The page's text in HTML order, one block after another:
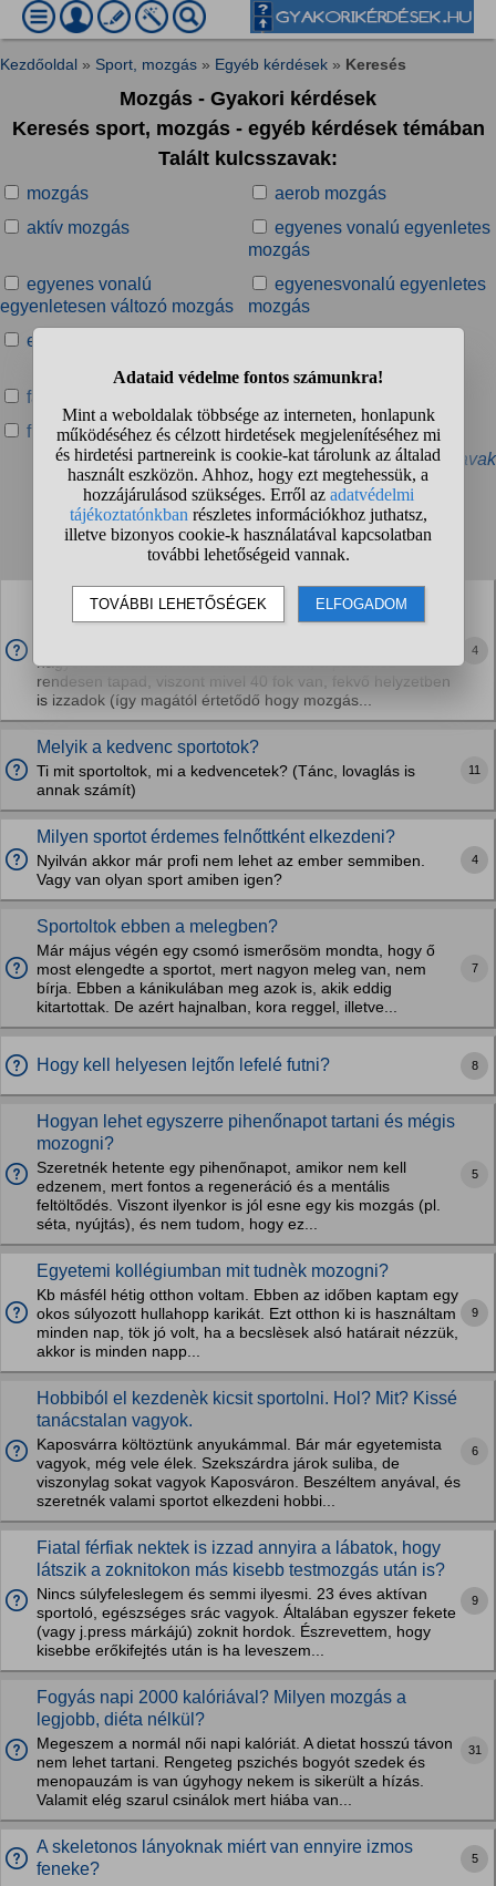
Kezdőoldal » Sport, mozgás » Egyéb kérdések » Keresés
Mozgás - Gyakori kérdések
Keresés sport, mozgás - egyéb kérdések témában
Talált kulcsszavak:
mozgás
aerob mozgás
aktív mozgás
egyenes vonalú egyenletes
mozgás
egyenes vonalú
egyenletesen változó mozgás
egyenesvonalú egyenletes
mozgás
egyenletes mozgás
fantom mozgás
furcsa mozgás
gyorsuló mozgás
» További kapcsolódó kulcsszavak
Talált kérdések:
1 2 3 4 ... ❯ ❯❯
Mit csináljak hogy ne csússzon a tenyerem a jóga
matracon?
nagyon ellustultam. Már van matracom, a padlóhoz
rendesen tapad, viszont mivel 40 fok van, fekvő helyzetben
is izzadok (így magától értetődő hogy mozgás...
4
Melyik a kedvenc sportotok?
Ti mit sportoltok, mi a kedvencetek? (Tánc, lovaglás is
annak számít)
11
Milyen sportot érdemes felnőttként elkezdeni?
Nyilván akkor már profi nem lehet az ember semmiben.
Vagy van olyan sport amiben igen?
4
Sportoltok ebben a melegben?
Már május végén egy csomó ismerősöm mondta, hogy ő
most elengedte a sportot, mert nagyon meleg van, nem
bírja. Ebben a kánikulában meg azok is, akik eddig
kitartottak. De azért hajnalban, kora reggel, illetve...
7
Hogy kell helyesen lejtőn lefelé futni? 8
Hogyan lehet egyszerre pihenőnapot tartani és mégis
mozogni?
Szeretnék hetente egy pihenőnapot, amikor nem kell
edzenem, mert fontos a regeneráció és a mentális
feltöltődés. Viszont ilyenkor is jól esne egy kis mozgás (pl.
séta, nyújtás), és nem tudom, hogy ez...
5
Egyetemi kollégiumban mit tudnèk mozogni?
Kb másfél hétig otthon voltam. Ebben az időben kaptam egy
okos súlyozott hullahopp karikát. Ezt otthon ki is használtam
minden nap, tök jó volt, ha a becslèsek alsó határait nézzük,
akkor is minden napp...
9
Hobbiból el kezdenèk kicsit sportolni. Hol? Mit? Kissé
tanácstalan vagyok.
Kaposvárra költöztünk anyukámmal. Bár már egyetemista
vagyok, még vele élek. Szekszárdra járok suliba, de
viszonylag sokat vagyok Kaposváron. Beszéltem anyával, és
szeretnék valami sportot elkezdeni hobbi...
6
Fiatal férfiak nektek is izzad annyira a lábatok, hogy
látszik a zoknitokon más kisebb testmozgás után is?
Nincs súlyfeleslegem és semmi ilyesmi. 23 éves aktívan
sportoló, egészséges srác vagyok. Általában egyszer fekete
(vagy j.press márkájú) zoknit hordok. Észrevettem, hogy
kisebbe erőkifejtés után is ha leveszem...
9
Fogyás napi 2000 kalóriával? Milyen mozgás a
legjobb, diéta nélkül?
Megeszem a normál női napi kalóriát. A dietat hosszú távon
nem lehet tartani. Rengeteg pszichés bogyót szedek és
menopauzám is van úgyhogy nekem is sikerült a hízás.
Valamit elég szarul csinálok mert hiába van...
31
A skeletonos lányoknak miért van ennyire izmos
feneke?
5